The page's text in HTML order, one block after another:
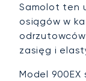
Samolot ten
osiągów w
zasięg i
Model